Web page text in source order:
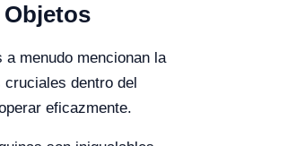
menudo mencionan la
dentro del
eficazmente.